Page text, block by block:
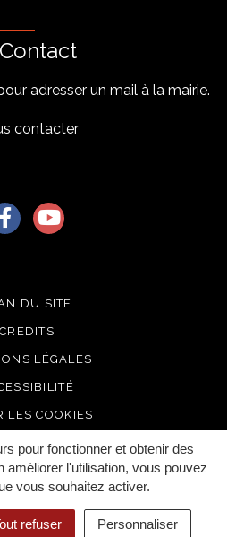
pour fonctionner et obtenir des
améliorer l'utilisation, vous pouvez
vous souhaitez activer.
refuser Personnaliser
Contact
adresser un mail à la mairie.
contacter
Lien vers le compte Facebook
Lien vers la chaîne
DU SITE
CRÉDITS
LÉGALES
LES COOKIES